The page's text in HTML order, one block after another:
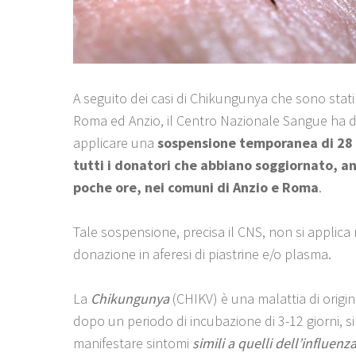
A seguito dei casi di Chikungunya che sono
Roma ed Anzio, il Centro Nazionale Sangue ha
applicare una sospensione temporanea di
tutti i donatori che abbiano soggiornato,
poche ore, nei comuni di Anzio e Roma.
Tale sospensione, precisa il CNS, non si applica
donazione in aferesi di piastrine e/o plasma.
La Chikungunya(CHIKV) è una malattia di
dopo un periodo di incubazione di 3-12 giorni,
manifestare sintomi simili a quelli dell’influenza